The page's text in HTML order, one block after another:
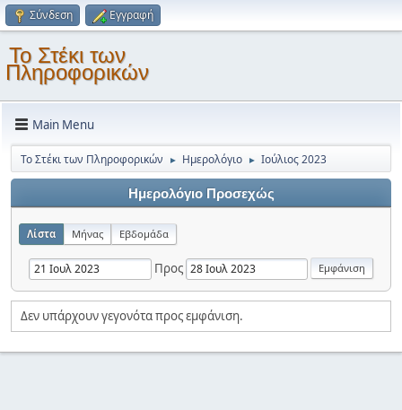
Σύνδεση Εγγραφή
Το Στέκι των
Πληροφορικών
Main Menu
Το Στέκι των Πληροφορικών ► Ημερολόγιο ► Ιούλιος 2023
Ημερολόγιο Προσεχώς
Λίστα Μήνας Εβδομάδα
Προς
Δεν υπάρχουν γεγονότα προς εμφάνιση.